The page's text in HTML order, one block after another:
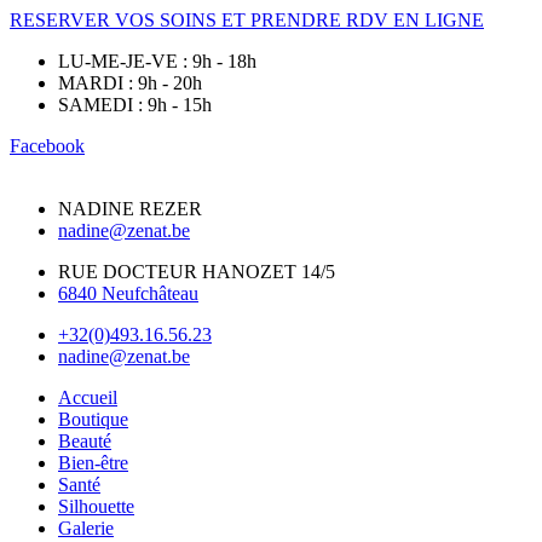
RESERVER VOS SOINS ET PRENDRE RDV EN LIGNE
LU-ME-JE-VE : 9h - 18h
MARDI : 9h - 20h
SAMEDI : 9h - 15h
Facebook
NADINE REZER
nadine@zenat.be
RUE DOCTEUR HANOZET 14/5
6840 Neufchâteau
+32(0)493.16.56.23
nadine@zenat.be
Accueil
Boutique
Beauté
Bien-être
Santé
Silhouette
Galerie